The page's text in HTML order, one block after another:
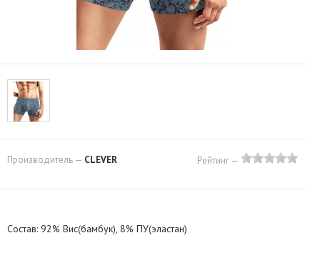
Производитель — CLEVER Рейтинг —
Состав: 92% Вис(бамбук), 8% ПУ(эластан)